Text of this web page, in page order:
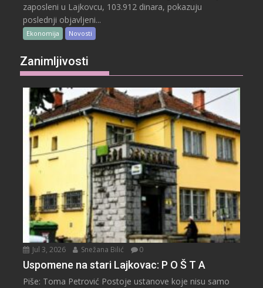
zaposleni u Lajkovcu, 103.912 dinara, pokazuju
poslednji objavljeni...
Ekonomija Novosti
Zanimljivosti
Jul 3, 2026 Snežana Bilić 0
Uspomene na stari Lajkovac: P O Š T A
Piše: Toma Petrović Postoje ustanove koje nisu samo